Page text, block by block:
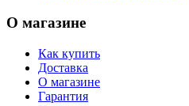
О магазине
Как купить
Доставка
О магазине
Гарантия